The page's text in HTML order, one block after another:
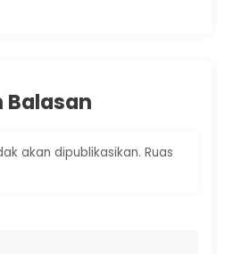
Balasan
akan dipublikasikan. Ruas